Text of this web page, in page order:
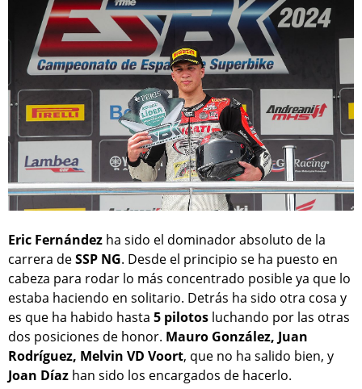
Eric Fernández ha sido el dominador absoluto de la
carrera deSSP NG. Desde el principio se ha puesto en
cabeza para rodar lo más concentrado posible ya que lo
estaba haciendo en solitario. Detrás ha sido otra cosa y
es que ha habido hasta 5 pilotos luchando por las otras
dos posiciones de honor. Mauro González, Juan
Rodríguez, Melvin VD Voort, que no ha salido bien, y
Joan Díaz han sido los encargados de hacerlo.